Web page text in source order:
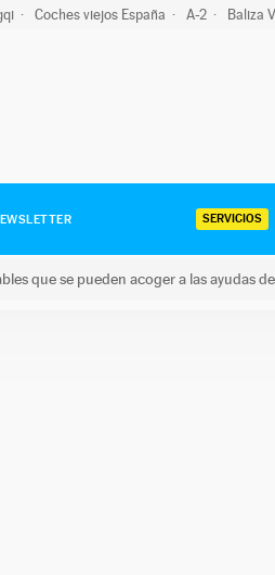
Coches viejos España A-2 Baliza
SERVICIOS
que se pueden acoger a las ayudas